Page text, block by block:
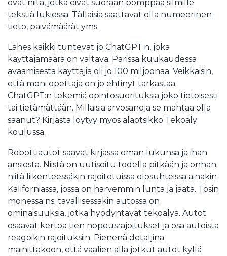
ovat niitä, jotka eivät suoraan pomppaa silmille
tekstiä lukiessa. Tällaisia saattavat olla numeerinen
tieto, päivämäärät yms.
Lähes kaikki tuntevat jo ChatGPT:n, joka
käyttäjämäärä on valtava. Parissa kuukaudessa
avaamisesta käyttäjiä oli jo 100 miljoonaa. Veikkaisin,
että moni opettaja on jo ehtinyt tarkastaa
ChatGPT:n tekemiä opintosuorituksia joko tietoisesti
tai tietämättään. Millaisia arvosanoja se mahtaa olla
saanut? Kirjasta löytyy myös alaotsikko Tekoäly
koulussa.
Robottiautot saavat kirjassa oman lukunsa ja ihan
ansiosta. Niistä on uutisoitu todella pitkään ja onhan
niitä liikenteessäkin rajoitetuissa olosuhteissa ainakin
Kaliforniassa, jossa on harvemmin lunta ja jäätä. Tosin
monessa ns. tavallisessakin autossa on
ominaisuuksia, jotka hyödyntävät tekoälyä. Autot
osaavat kertoa tien nopeusrajoitukset ja osa autoista
reagoikin rajoituksiin. Pienenä detaljina
mainittakoon, että vaalien alla jotkut autot kyllä